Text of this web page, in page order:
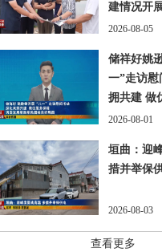
建情况开
2026-08-05
储祥好姚
一”走访
拥共建 做
2026-08-01
垣曲：迎
措并举保
2026-08-03
查看更多